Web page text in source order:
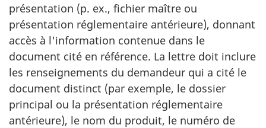
présentation (p. ex., fichier maître ou
présentation réglementaire antérieure), donnant
accès à l'information contenue dans le
document cité en référence. La lettre doit inclure
les renseignements du demandeur qui a cité le
document distinct (par exemple, le dossier
principal ou la présentation réglementaire
antérieure), le nom du produit, le numéro de